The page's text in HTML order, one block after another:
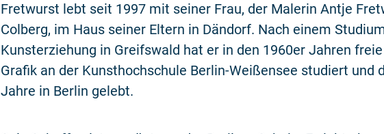
Fretwurst lebt seit 1997 mit seiner Frau, der Malerin Antje
Colberg, im Haus seiner Eltern in Dändorf. Nach einem
Kunsterziehung in Greifswald hat er in den 1960er Jahren
Grafik an der Kunsthochschule Berlin-Weißensee studiert und
Jahre in Berlin gelebt.